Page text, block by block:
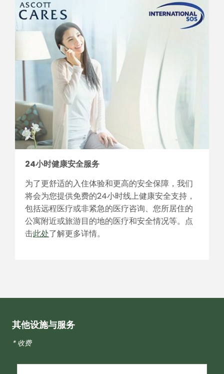
24小时健康安全服务
为了更舒适的入住体验和更高的安全保障，我们
将会为您提供免费的24小时线上健康安全支持，
包括远程医疗或非紧急的医疗咨询、您所居住的
公寓附近或旅游目的地的医疗和安全情况等。点
击此处了解更多详情。
其他设施与服务
* 收费